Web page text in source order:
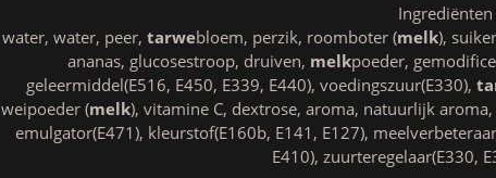
Ingrediënten
water, water, peer, tarwebloem, perzik, roomboter (melk),
ananas, glucosestroop, druiven, melkpoeder,
geleermiddel(E516, E450, E339, E440), voedingszuur(E330),
weipoeder (melk), vitamine C, dextrose, aroma, natuurlijk aroma,
emulgator(E471), kleurstof(E160b, E141, E127),
E410), zuurteregelaar(E330,